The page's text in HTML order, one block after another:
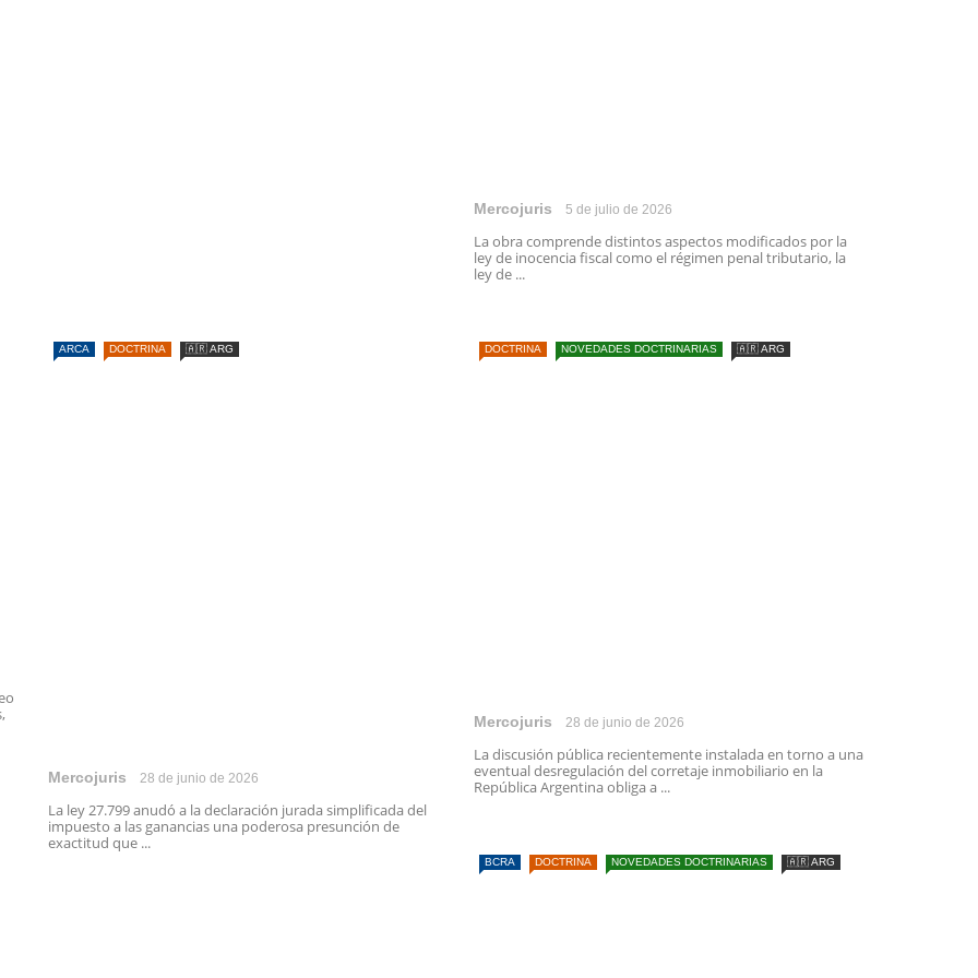
Mercojuris 5 de julio de 2026
La obra comprende distintos aspectos modificados por la
ley de inocencia fiscal como el régimen penal tributario, la
ley de ...
ARCA DOCTRINA 🇦🇷 ARG
Mercojuris 28 de junio de 2026
La ley 27.799 anudó a la declaración jurada simplificada del
impuesto a las ganancias una poderosa presunción de
exactitud que ...
DOCTRINA NOVEDADES DOCTRINARIAS 🇦🇷 ARG
Mercojuris 28 de junio de 2026
La discusión pública recientemente instalada en torno a una
eventual desregulación del corretaje inmobiliario en la
República Argentina obliga a ...
BCRA DOCTRINA NOVEDADES DOCTRINARIAS 🇦🇷 ARG